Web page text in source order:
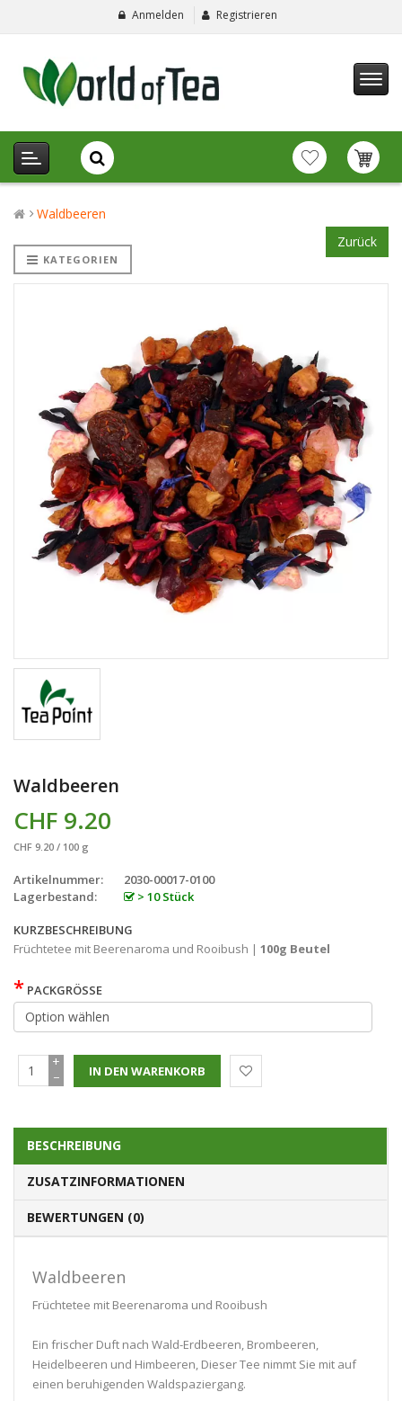
Anmelden Registrieren
Waldbeeren
Zurück
KATEGORIEN
Waldbeeren
CHF 9.20
CHF 9.20 / 100 g
Artikelnummer:
2030-00017-0100
Lagerbestand:
> 10 Stück
KURZBESCHREIBUNG
Früchtetee mit Beerenaroma und Rooibush | 100g Beutel
* PACKGRÖSSE
−
+
BESCHREIBUNG
ZUSATZINFORMATIONEN
BEWERTUNGEN (0)
Waldbeeren
Früchtetee mit Beerenaroma und Rooibush
Ein frischer Duft nach Wald-Erdbeeren, Brombeeren,
Heidelbeeren und Himbeeren, Dieser Tee nimmt Sie mit auf
einen beruhigenden Waldspaziergang.